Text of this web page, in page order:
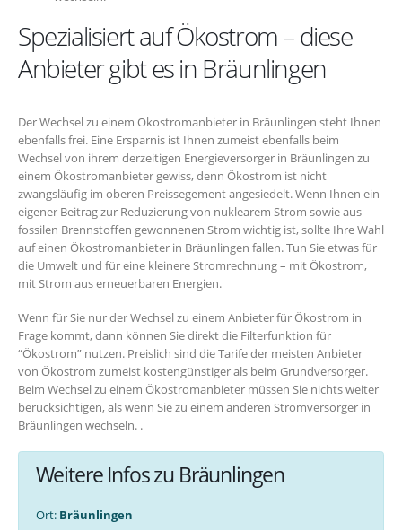
Spezialisiert auf Ökostrom – diese
Anbieter gibt es in Bräunlingen
Der Wechsel zu einem Ökostromanbieter in Bräunlingen steht Ihnen
ebenfalls frei. Eine Ersparnis ist Ihnen zumeist ebenfalls beim
Wechsel von ihrem derzeitigen Energieversorger in Bräunlingen zu
einem Ökostromanbieter gewiss, denn Ökostrom ist nicht
zwangsläufig im oberen Preissegement angesiedelt. Wenn Ihnen ein
eigener Beitrag zur Reduzierung von nuklearem Strom sowie aus
fossilen Brennstoffen gewonnenen Strom wichtig ist, sollte Ihre Wahl
auf einen Ökostromanbieter in Bräunlingen fallen. Tun Sie etwas für
die Umwelt und für eine kleinere Stromrechnung – mit Ökostrom,
mit Strom aus erneuerbaren Energien.
Wenn für Sie nur der Wechsel zu einem Anbieter für Ökostrom in
Frage kommt, dann können Sie direkt die Filterfunktion für
“Ökostrom” nutzen. Preislich sind die Tarife der meisten Anbieter
von Ökostrom zumeist kostengünstiger als beim Grundversorger.
Beim Wechsel zu einem Ökostromanbieter müssen Sie nichts weiter
berücksichtigen, als wenn Sie zu einem anderen Stromversorger in
Bräunlingen wechseln. .
Weitere Infos zu Bräunlingen
Ort: Bräunlingen